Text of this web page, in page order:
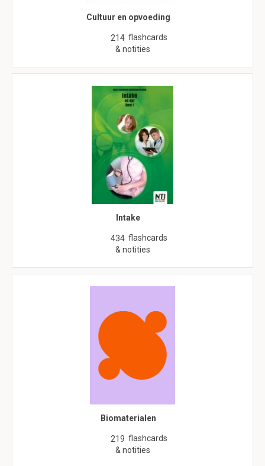
Cultuur en opvoeding
214 flashcards
& notities
Intake
434 flashcards
& notities
Biomaterialen
219 flashcards
& notities